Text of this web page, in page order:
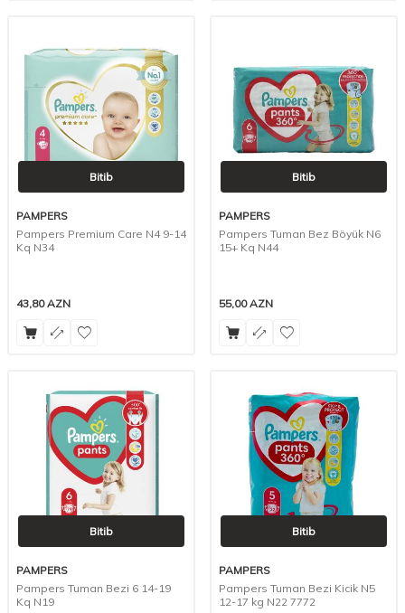
Bitib
PAMPERS
Pampers Premium Care N4 9-14
Kq N34
43,80AZN
Bitib
PAMPERS
Pampers Tuman Bez Böyük N6
15+ Kq N44
55,00AZN
Bitib
PAMPERS
Pampers Tuman Bezi 6 14-19
Kq N19
Bitib
PAMPERS
Pampers Tuman Bezi Kicik N5
12-17 kg N22 7772